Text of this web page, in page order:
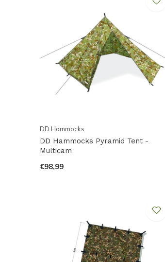
DD Hammocks
DD Hammocks Pyramid Tent -
Multicam
€98,99